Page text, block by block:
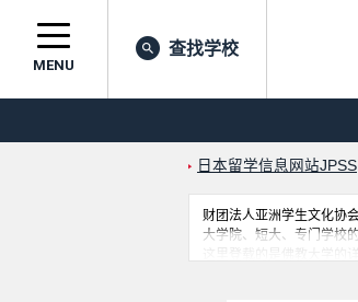
MENU
查找学校
日本留学信息网站JPSS
财团法人亚洲学生文化协
大学院、短大、专门学校
这里登载的是佛教大学